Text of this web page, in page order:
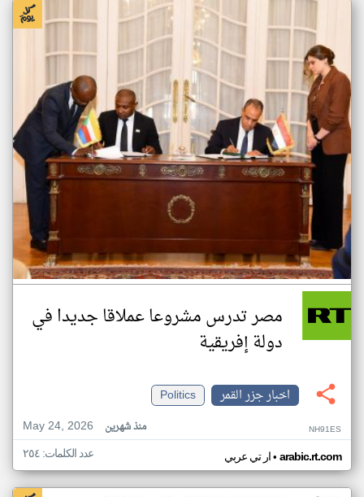
مصر تدرس مشروعا عملاقا جديدا في
دولة إفريقية
اخبار جزر القمر
Politics
May 24, 2026
منذ شهرين NH91ES
ار تي عربي• arabic.rt.com عدد الكلمات: ٢٥٤